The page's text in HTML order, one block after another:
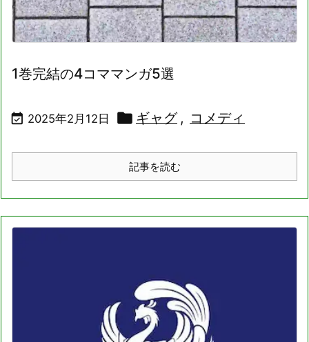
1巻完結の4コママンガ5選
 2025年2月12日  ギャグ , コメディ
記事を読む